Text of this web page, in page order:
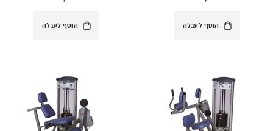
הוסף לעגלה הוסף לעגלה